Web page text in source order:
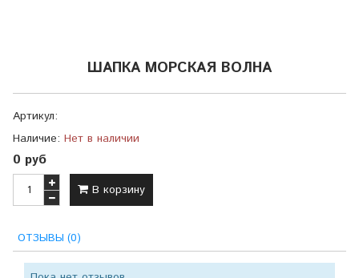
ШАПКА МОРСКАЯ ВОЛНА
Артикул:
Наличие: Нет в наличии
0 руб
В корзину
ОТЗЫВЫ (0)